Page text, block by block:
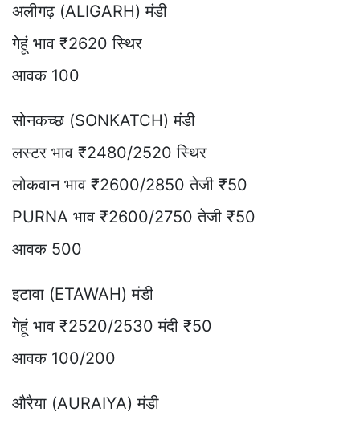
अलीगढ़ (ALIGARH) मंडी
गेहूं भाव ₹2620 स्थिर
आवक 100
सोनकच्छ (SONKATCH) मंडी
लस्टर भाव ₹2480/2520 स्थिर
लोकवान भाव ₹2600/2850 तेजी ₹50
PURNA भाव ₹2600/2750 तेजी ₹50
आवक 500
इटावा (ETAWAH) मंडी
गेहूं भाव ₹2520/2530 मंदी ₹50
आवक 100/200
औरैया (AURAIYA) मंडी